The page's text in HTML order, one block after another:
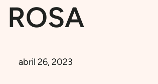
ROSA
abril 26, 2023